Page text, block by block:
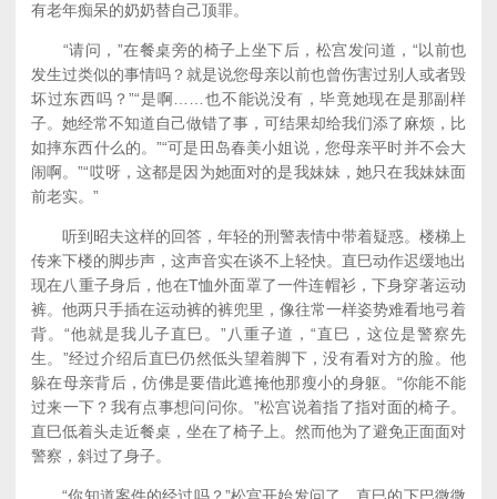
有老年痴呆的奶奶替自己顶罪。
“请问，”在餐桌旁的椅子上坐下后，松宫发问道，“以前也
发生过类似的事情吗？就是说您母亲以前也曾伤害过别人或者毁
坏过东西吗？”“是啊……也不能说没有，毕竟她现在是那副样
子。她经常不知道自己做错了事，可结果却给我们添了麻烦，比
如摔东西什么的。”“可是田岛春美小姐说，您母亲平时并不会大
闹啊。”“哎呀，这都是因为她面对的是我妹妹，她只在我妹妹面
前老实。”
听到昭夫这样的回答，年轻的刑警表情中带着疑惑。楼梯上
传来下楼的脚步声，这声音实在谈不上轻快。直巳动作迟缓地出
现在八重子身后，他在T恤外面罩了一件连帽衫，下身穿著运动
裤。他两只手插在运动裤的裤兜里，像往常一样姿势难看地弓着
背。“他就是我儿子直巳。”八重子道，“直巳，这位是警察先
生。”经过介绍后直巳仍然低头望着脚下，没有看对方的脸。他
躲在母亲背后，仿佛是要借此遮掩他那瘦小的身躯。“你能不能
过来一下？我有点事想问问你。”松宫说着指了指对面的椅子。
直巳低着头走近餐桌，坐在了椅子上。然而他为了避免正面面对
警察，斜过了身子。